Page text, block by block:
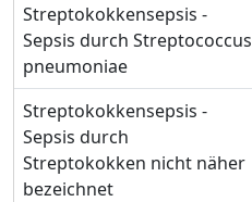
Streptokokkensepsis -
Sepsis durch Streptococcus
pneumoniae
Streptokokkensepsis -
Sepsis durch
Streptokokken nicht näher
bezeichnet